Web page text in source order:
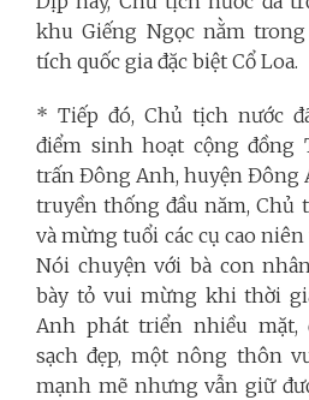
khu Giếng Ngọc nằm
tích quốc gia đặc biệt Cổ Loa.
* Tiếp đó, Chủ tịch nước
điểm sinh hoạt cộng đồng
trấn Đông Anh, huyện Đông
truyền thống đầu năm, Chủ
và mừng tuổi các cụ cao
Nói chuyện với bà con
bày tỏ vui mừng khi thời
Anh phát triển nhiều mặt,
sạch đẹp, một nông thôn
mạnh mẽ nhưng vẫn giữ